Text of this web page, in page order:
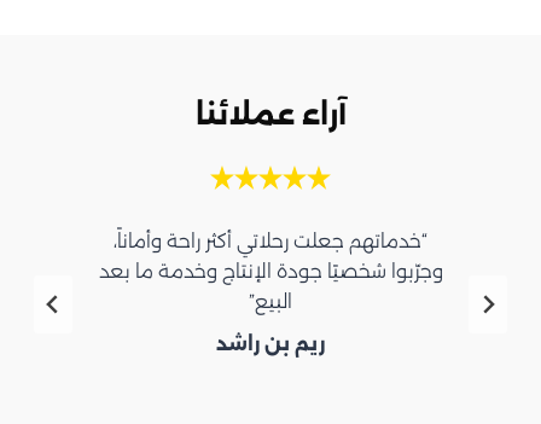
آراء عملائنا
“خدماتهم جعلت رحلاتي أكثر راحة وأماناً،
وجرّبوا شخصيًا جودة الإنتاج وخدمة ما بعد
البيع”
ريم بن راشد